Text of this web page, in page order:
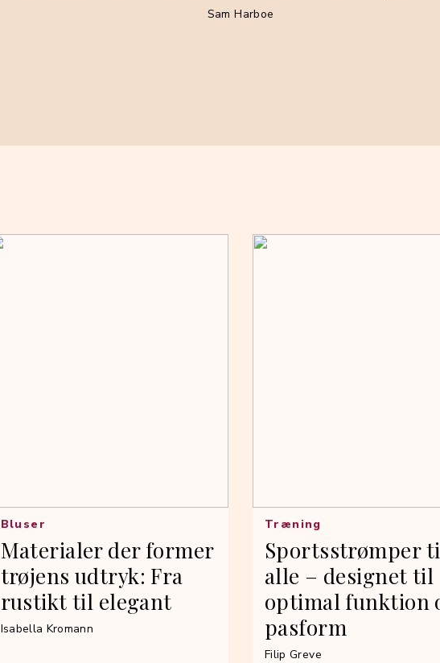
Sam Harboe
Materialer der former
trøjens udtryk: Fra
rustikt til elegant
Bluser
Isabella Kromann
Sportsstrømper
alle – designet til
optimal funktion
pasform
Træning
Filip Greve